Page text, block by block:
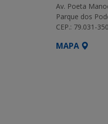
Av. Poeta
Parque dos
CEP.: 79.031-350
MAPA